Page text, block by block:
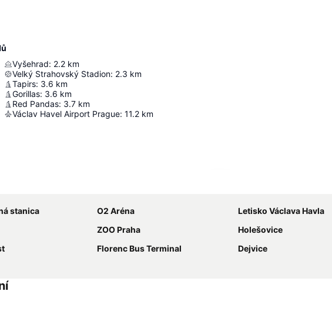
Vyšehrad: 2.2 km
Velký Strahovský Stadion: 2.3 km
Tapirs: 3.6 km
Gorillas: 3.6 km
Red Pandas: 3.7 km
Václav Havel Airport Prague: 11.2 km
stanica O2 Aréna
Letisko Václava Havla
ZOO Praha
Holešovice
Florenc Bus Terminal
Dejvice